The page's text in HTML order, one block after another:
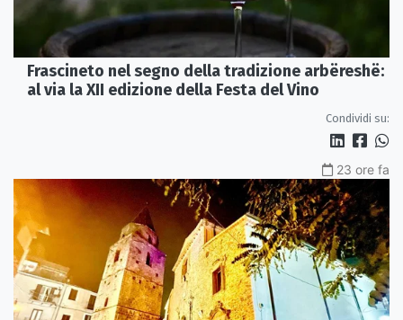
Frascineto nel segno della tradizione arbëreshë:
al via la XII edizione della Festa del Vino
Condividi su:
23 ore fa